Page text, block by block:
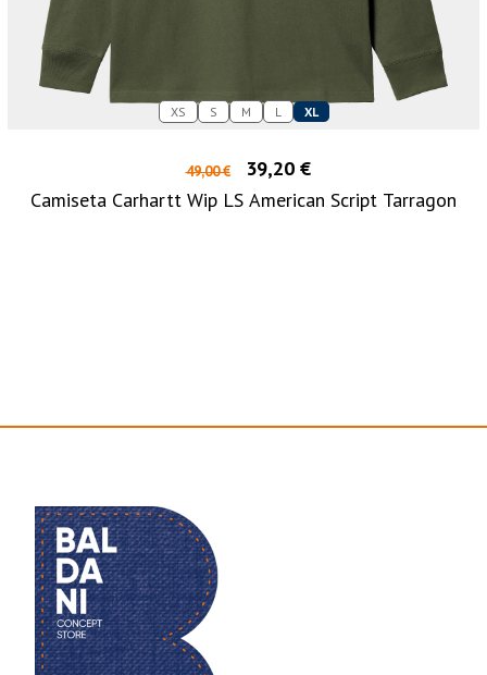
XS S M L XL
49,00 €
39,20 €
Camiseta Carhartt Wip LS American Script Tarragon